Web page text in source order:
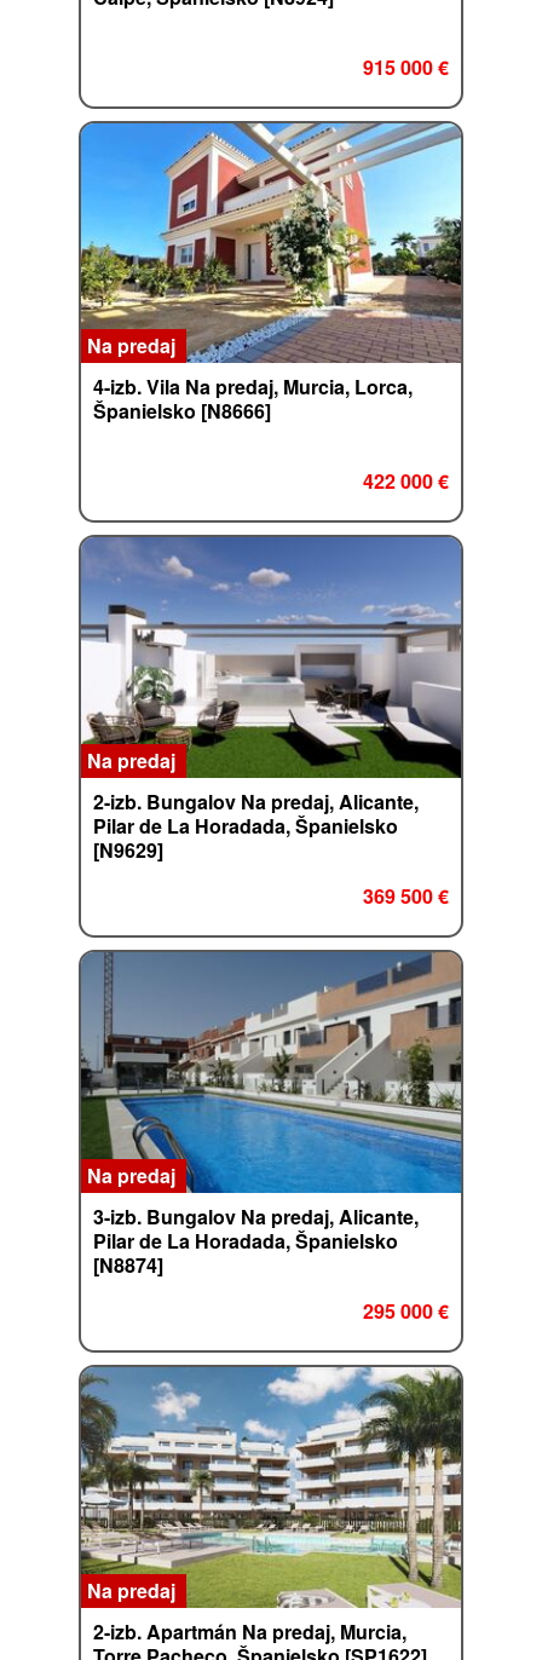
915 000 €
Na predaj
4-izb. Vila Na predaj, Murcia, Lorca,
Španielsko [N8666]
422 000 €
Na predaj
2-izb. Bungalov Na predaj, Alicante,
Pilar de La Horadada, Španielsko
[N9629]
369 500 €
Na predaj
3-izb. Bungalov Na predaj, Alicante,
Pilar de La Horadada, Španielsko
[N8874]
295 000 €
Na predaj
2-izb. Apartmán Na predaj, Murcia,